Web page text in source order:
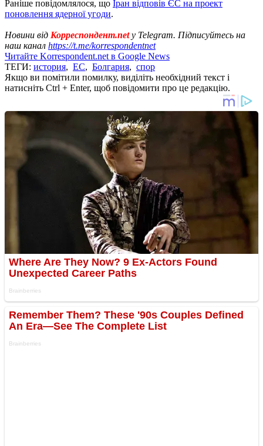
Раніше повідомлялося, що Іран відповів ЄС на проект
поновлення ядерної угоди.
Новини від Корреспондент.netу Telegram. Підписуйтесь на
наш канал https://t.me/korrespondentnet
Читайте Korrespondent.net в Google News
ТЕГИ: история, ЕС, Болгария, спор
Якщо ви помітили помилку, виділіть необхідний текст і
натисніть Ctrl + Enter, щоб повідомити про це редакцію.